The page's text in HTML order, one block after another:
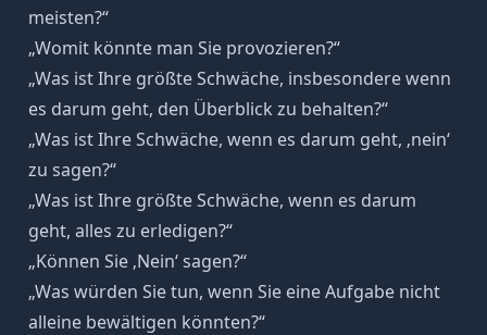
meisten?“
„Womit könnte man Sie provozieren?“
„Was ist Ihre größte Schwäche, insbesondere wenn
es darum geht, den Überblick zu behalten?“
„Was ist Ihre Schwäche, wenn es darum geht, ‚nein‘
zu sagen?“
„Was ist Ihre größte Schwäche, wenn es darum
geht, alles zu erledigen?“
„Können Sie ‚Nein‘ sagen?“
„Was würden Sie tun, wenn Sie eine Aufgabe nicht
alleine bewältigen könnten?“